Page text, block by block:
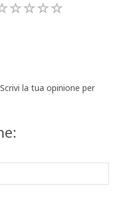
la tua opinione per